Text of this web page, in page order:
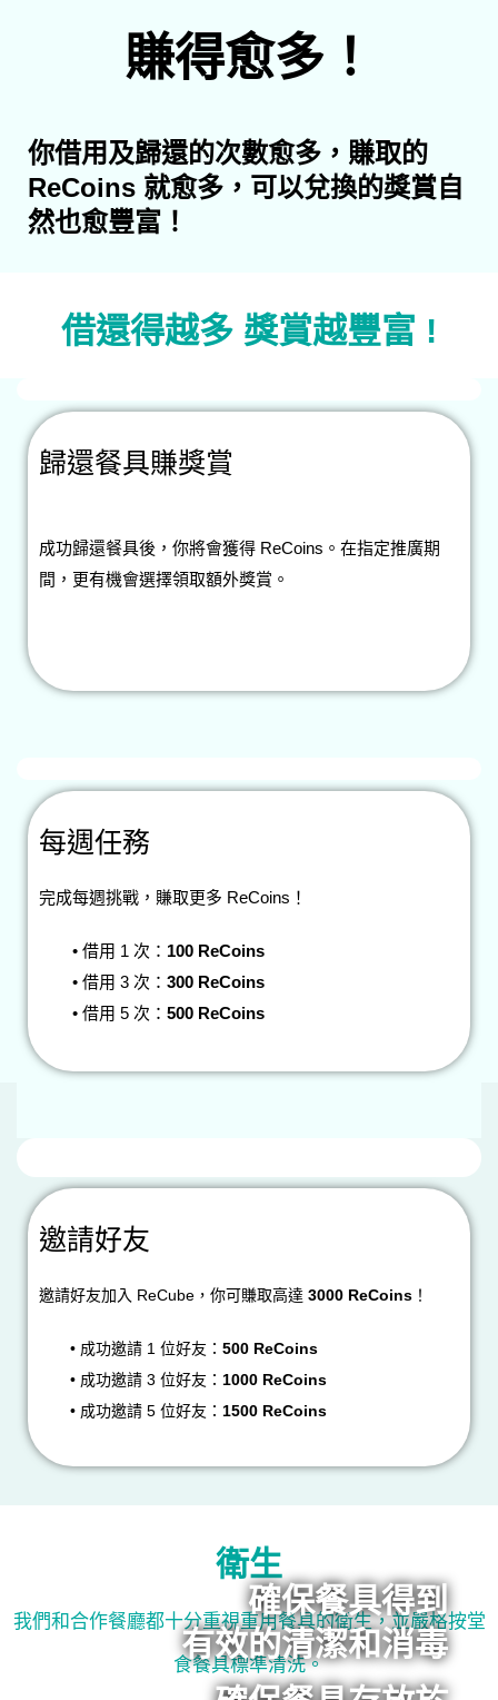
賺得愈多！
你借用及歸還的次數愈多，賺取的
ReCoins 就愈多，可以兌換的獎賞自
然也愈豐富！
借還得越多 獎賞越豐富 !
歸還餐具賺獎賞
成功歸還餐具後，你將會獲得 ReCoins。在指定推廣期
間，更有機會選擇領取額外獎賞。
每週任務
完成每週挑戰，賺取更多 ReCoins！
• 借用 1 次： 100 ReCoins
• 借用 3 次： 300 ReCoins
• 借用 5 次： 500 ReCoins
邀請好友
邀請好友加入 ReCube，你可賺取高達 3000 ReCoins ！
• 成功邀請 1 位好友： 500 ReCoins
• 成功邀請 3 位好友： 1000 ReCoins
• 成功邀請 5 位好友： 1500 ReCoins
衛生
我們和合作餐廳都十分重視重用餐具的衛生，並嚴格按堂
食餐具標準清洗。
確保餐具得到
有效的清潔和消毒